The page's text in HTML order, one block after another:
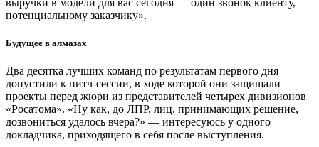
потенциальному заказчику».
Будущее в алмазах
Два десятка лучших команд по результатам первого дня
допустили к питч-сессии, в ходе которой они защищали
проекты перед жюри из представителей четырех дивизионов
«Росатома». «Ну как, до ЛПР, лиц, принимающих решение,
дозвониться удалось вчера?» — ​интересуюсь у одного
докладчика, приходящего в себя после выступления.